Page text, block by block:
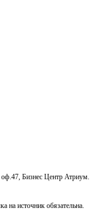
Бизнес Центр Атриум.
на источник обязательна.